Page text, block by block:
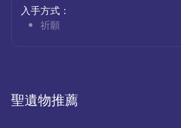
入手方式：
祈願
聖遺物推薦